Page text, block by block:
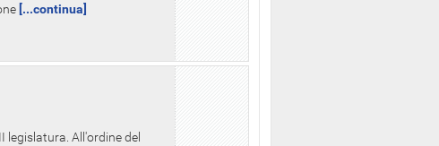
[...continua]
legislatura. All'ordine del